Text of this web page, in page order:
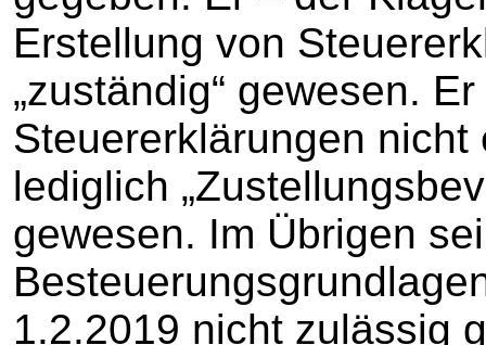
Erstellung von
„zuständig“ gewesen.
Steuererklärungen
lediglich
gewesen. Im Übrigen
1.2.2019 nicht zulässig